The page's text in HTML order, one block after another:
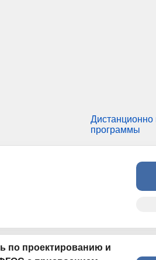
Дистанционно
программы
по проектированию и